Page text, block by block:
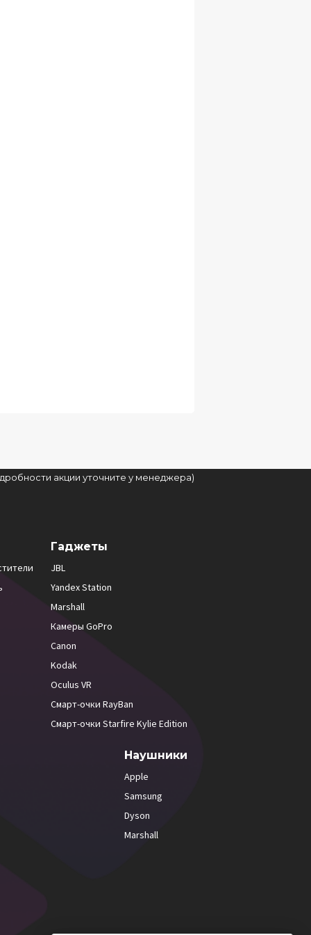
акции уточните у менеджера)
Гаджеты
JBL
Yandex Station
Marshall
Камеры GoPro
Canon
Kodak
Oculus VR
Смарт-очки RayBan
Смарт-очки Starfire Kylie Edition
Наушники
Apple
Samsung
Dyson
Marshall